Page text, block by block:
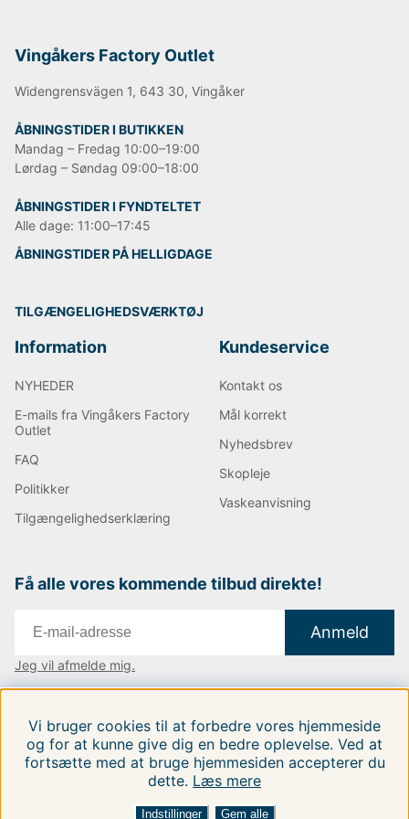
FILTRERA EFTER SORTER EFTER:
Vingåkers Factory Outlet
Widengrensvägen 1, 643 30, Vingåker
ÅBNINGSTIDER I BUTIKKEN
Mandag – Fredag 10:00–19:00
Lørdag – Søndag 09:00–18:00
ÅBNINGSTIDER I FYNDTELTET
Alle dage: 11:00–17:45
ÅBNINGSTIDER PÅ HELLIGDAGE
TILGÆNGELIGHEDSVÆRKTØJ
Information
NYHEDER
E-mails fra Vingåkers Factory
Outlet
FAQ
Politikker
Tilgængelighedserklæring
Kundeservice
Kontakt os
Mål korrekt
Nyhedsbrev
Skopleje
Vaskeanvisning
Få alle vores kommende tilbud direkte!
Anmeld
Jeg vil afmelde mig.
Følg os på vores sociale medier.
Vi bruger cookies til at forbedre vores hjemmeside
og for at kunne give dig en bedre oplevelse. Ved at
fortsætte med at bruge hjemmesiden accepterer du
dette. Læs mere
Indstillinger Gem alle